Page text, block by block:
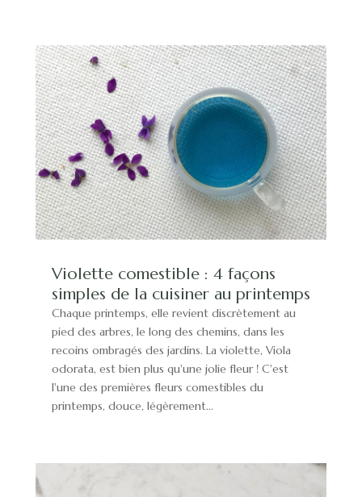
Violette comestible : 4 façons
simples de la cuisiner au printemps
Chaque printemps, elle revient discrètement au
pied des arbres, le long des chemins, dans les
recoins ombragés des jardins. La violette, Viola
odorata, est bien plus qu'une jolie fleur ! C'est
l'une des premières fleurs comestibles du
printemps, douce, légèrement...